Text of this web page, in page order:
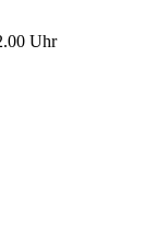
Uhr